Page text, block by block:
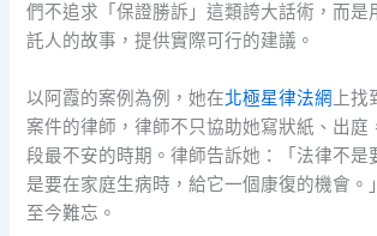
們不追求「保證勝訴」這類誇大話術，而是
託人的故事，提供實際可行的建議。
以阿霞的案例為例，她在北極星律法網 上
案件的律師，律師不只協助她寫狀紙、出庭
段最不安的時期。律師告訴她：「法律不是
是要在家庭生病時，給它一個康復的機會。
至今難忘。